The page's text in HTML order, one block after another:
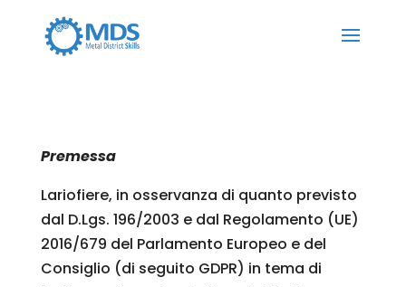
Premessa
Lariofiere, in osservanza di quanto previsto
dal D.Lgs. 196/2003 e dal Regolamento (UE)
2016/679 del Parlamento Europeo e del
Consiglio (di seguito GDPR) in tema di